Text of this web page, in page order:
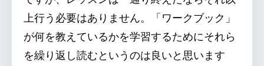
上行う必要はありません。「ワークブック」
が何を教えているかを学習するためにそれら
を繰り返し読むというのは良いと思います